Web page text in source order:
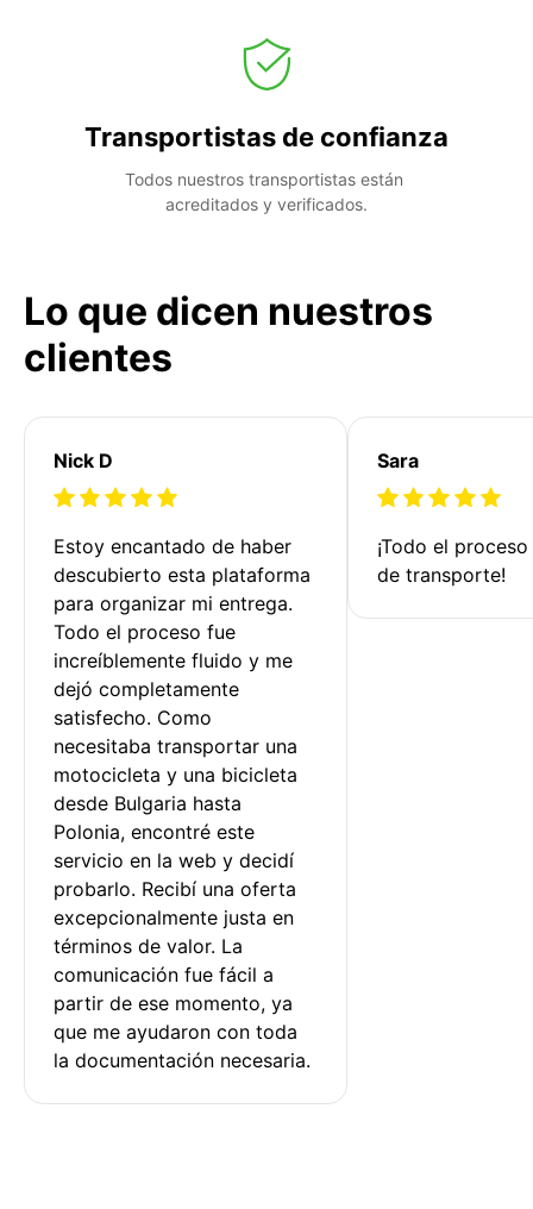
Transportistas de confianza
Todos nuestros transportistas están
acreditados y verificados.
Lo que dicen nuestros
clientes
Nick D
Estoy encantado de haber
descubierto esta plataforma
para organizar mi entrega.
Todo el proceso fue
increíblemente fluido y me
dejó completamente
satisfecho. Como
necesitaba transportar una
motocicleta y una bicicleta
desde Bulgaria hasta
Polonia, encontré este
servicio en la web y decidí
probarlo. Recibí una oferta
excepcionalmente justa en
términos de valor. La
comunicación fue fácil a
partir de ese momento, ya
que me ayudaron con toda
la documentación necesaria.
Sara
¡Todo el
de transporte!